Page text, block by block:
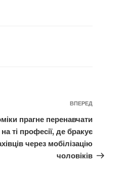
Наступний
запис
ВПЕРЕД
прагне перенавчати
ті професії, де бракує
через мобілізацію
чоловіків